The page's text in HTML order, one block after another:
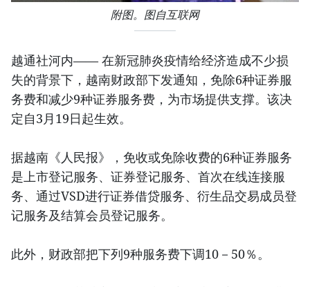
附图。图自互联网
越通社河内—— 在新冠肺炎疫情给经济造成不少损
失的背景下，越南财政部下发通知，免除6种证券服
务费和减少9种证券服务费，为市场提供支撑。该决
定自3月19日起生效。
据越南《人民报》，免收或免除收费的6种证券服务
是上市登记服务、证券登记服务、首次在线连接服
务、通过VSD进行证券借贷服务、衍生品交易成员登
记服务及结算会员登记服务。
此外，财政部把下列9种服务费下调10－50％。